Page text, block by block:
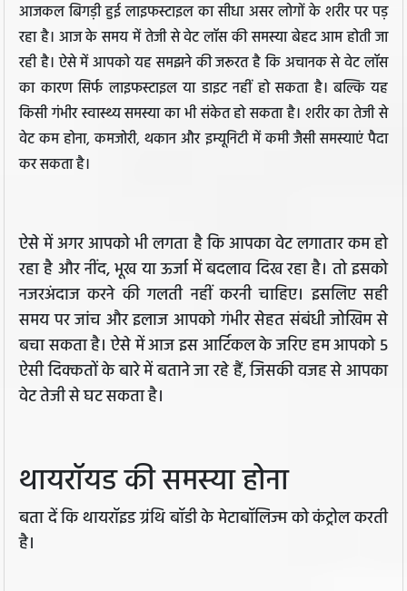
आजकल बिगड़ी हुई लाइफस्टाइल का सीधा असर लोगों के शरीर पर पड़
रहा है। आज के समय में तेजी से वेट लॉस की समस्या बेहद आम होती जा
रही है। ऐसे में आपको यह समझने की जरूरत है कि अचानक से वेट लॉस
का कारण सिर्फ लाइफस्टाइल या डाइट नहीं हो सकता है। बल्कि यह
किसी गंभीर स्वास्थ्य समस्या का भी संकेत हो सकता है। शरीर का तेजी से
वेट कम होना, कमजोरी, थकान और इम्यूनिटी में कमी जैसी समस्याएं पैदा
कर सकता है।
ऐसे में अगर आपको भी लगता है कि आपका वेट लगातार कम हो
रहा है और नींद, भूख या ऊर्जा में बदलाव दिख रहा है। तो इसको
नजरअंदाज करने की गलती नहीं करनी चाहिए। इसलिए सही
समय पर जांच और इलाज आपको गंभीर सेहत संबंधी जोखिम से
बचा सकता है। ऐसे में आज इस आर्टिकल के जरिए हम आपको 5
ऐसी दिक्कतों के बारे में बताने जा रहे हैं, जिसकी वजह से आपका
वेट तेजी से घट सकता है।
थायरॉयड की समस्या होना
बता दें कि थायरॉइड ग्रंथि बॉडी के मेटाबॉलिज्म को कंट्रोल करती
है।